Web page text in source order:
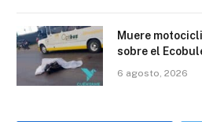
Muere
sobre el
6 agosto, 2026